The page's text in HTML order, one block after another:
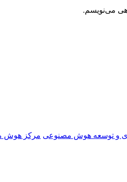
می‌نویسم.
و توسعه هوش مصنوعی مرکز هوش